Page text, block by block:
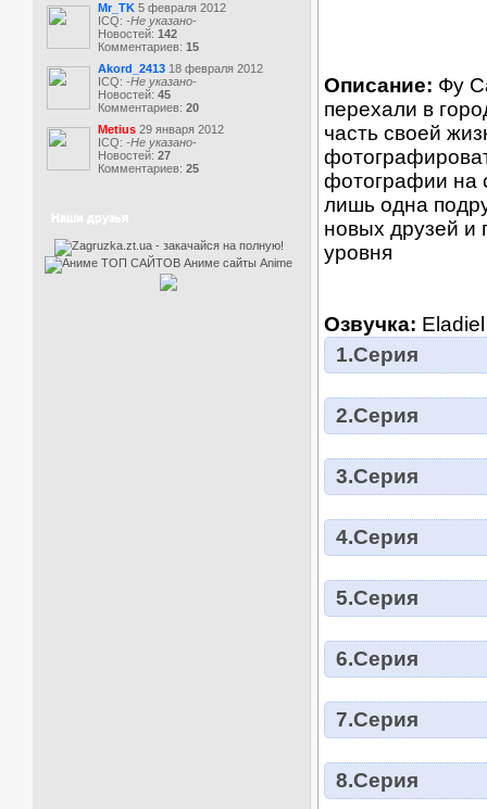
Mr_TK 5 февраля 2012
ICQ: -Не указано-
Новостей: 142
Комментариев: 15
Akord_2413 18 февраля 2012
ICQ: -Не указано-
Новостей: 45
Комментариев: 20
Metius 29 января 2012
ICQ: -Не указано-
Новостей: 27
Комментариев: 25
Наши друзья
Описание: Фу
перехали в
часть своей
фотографии на
лишь одна
новых друзей и
уровня
Озвучка: Eladiel
1.Серия
2.Серия
3.Серия
4.Серия
5.Серия
6.Серия
7.Серия
8.Серия